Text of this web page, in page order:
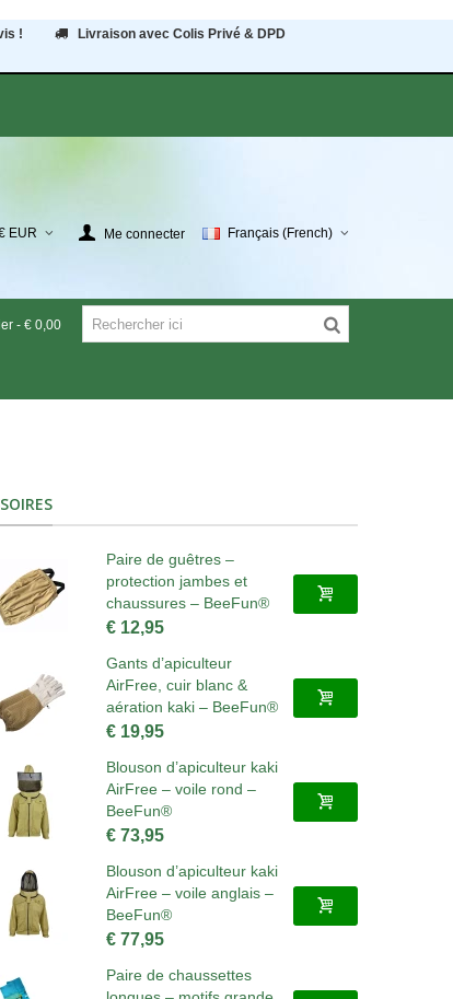
!
Livraison avec Colis Privé & DPD
EUR Me connecter Français (French)
- € 0,00
Paire de guêtres –
protection jambes et
chaussures – BeeFun®
€ 12,95
Gants d’apiculteur
AirFree, cuir blanc &
aération kaki – BeeFun®
€ 19,95
Blouson d’apiculteur kaki
AirFree – voile rond –
BeeFun®
€ 73,95
Blouson d’apiculteur kaki
AirFree – voile anglais –
BeeFun®
€ 77,95
Paire de chaussettes